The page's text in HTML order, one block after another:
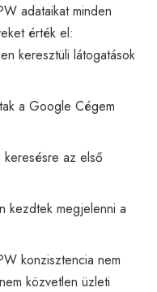
adataikat minden
érték el:
keresztüli látogatások
a Google Cégem
keresésre az első
kezdtek megjelenni a
konzisztencia nem
közvetlen üzleti